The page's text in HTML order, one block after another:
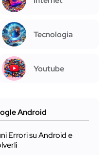
Tecnologia
Youtube
Android
Errori su Android e